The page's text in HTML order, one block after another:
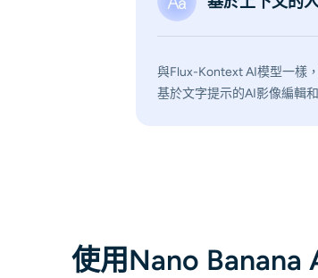
與Flux-Kontext AI模型一樣
基於文字提示的AI影像編輯
使用Nano Banana